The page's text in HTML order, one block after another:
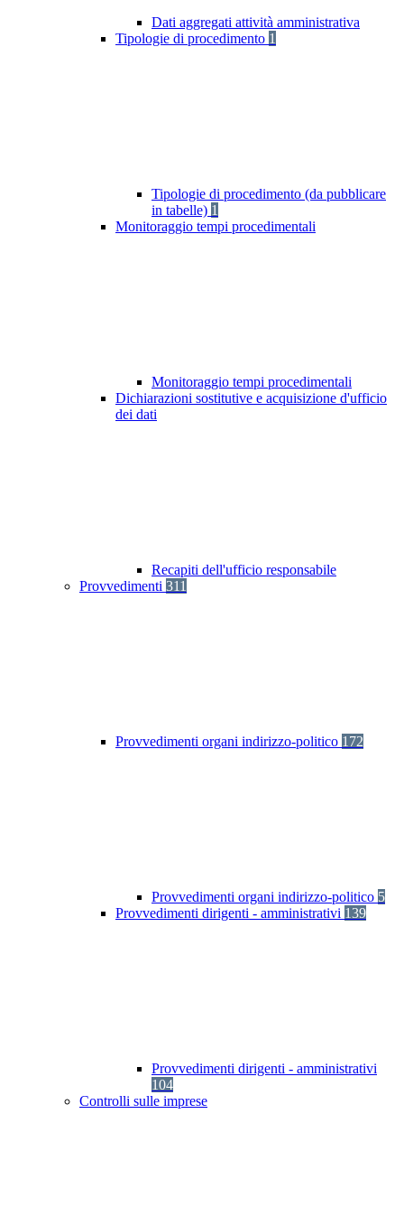
Dati aggregati attività amministrativa
Tipologie di procedimento 1
Tipologie di procedimento (da pubblicare
in tabelle) 1
Monitoraggio tempi procedimentali
Monitoraggio tempi procedimentali
Dichiarazioni sostitutive e acquisizione d'ufficio
dei dati
Recapiti dell'ufficio responsabile
Provvedimenti 311
Provvedimenti organi indirizzo-politico 172
Provvedimenti organi indirizzo-politico 5
Provvedimenti dirigenti - amministrativi 139
Provvedimenti dirigenti - amministrativi
104
Controlli sulle imprese